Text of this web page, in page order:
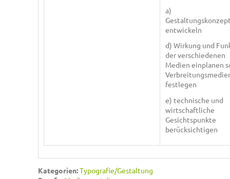
a)
entwickeln
d) Wirkung und
der verschiedenen
Medien einplanen
festlegen
e) technische und
wirtschaftliche
Gesichtspunkte
berücksichtigen
Kategorien:Typografie/Gestaltung